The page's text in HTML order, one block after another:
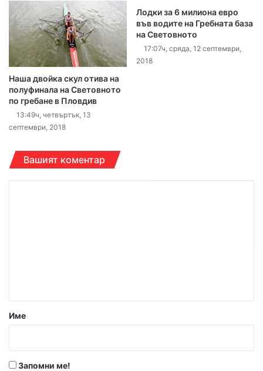
Наша двойка скул отива на
полуфинала на Световното
по гребане в Пловдив
13:49ч, четвъртък, 13
септември, 2018
Лодки за 6 милиона евро
във водите на Гребната база
на Световното
17:07ч, сряда, 12 септември,
2018
Вашият коментар
р
Име
Запомни ме!